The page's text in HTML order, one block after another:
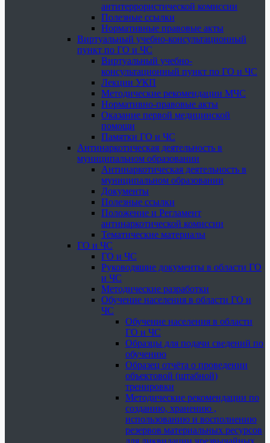
антитеррористической комиссии
Полезные ссылки
Нормативные правовые акты
Виртуальный учебно-консультационный
пункт по ГО и ЧС
Виртуальный учебно-
консультационный пункт по ГО и ЧС
Лекции УКП
Методические рекомендации МЧС
Нормативно-правовые акты
Оказание первой медицинской
помощи
Памятки ГО и ЧС
Антинаркотическая деятельность в
муниципальном образовании
Антинаркотическая деятельность в
муниципальном образовании
Документы
Полезные ссылки
Положение и Регламент
антинаркотической комиссии
Тематические материалы
ГО и ЧС
ГО и ЧС
Руководящие документы в области ГО
и ЧС
Методические разработки
Обучение населения в области ГО и
ЧС
Обучение населения в области
ГО и ЧС
Образцы для подачи сведений по
обучению
Образец отчёта о проведении
объектовой (штабной)
тренировки
Методические рекомендации по
созданию, хранению ,
использованию и восполнению
резервов материальных ресурсов
для ликвидации чрезвычайных